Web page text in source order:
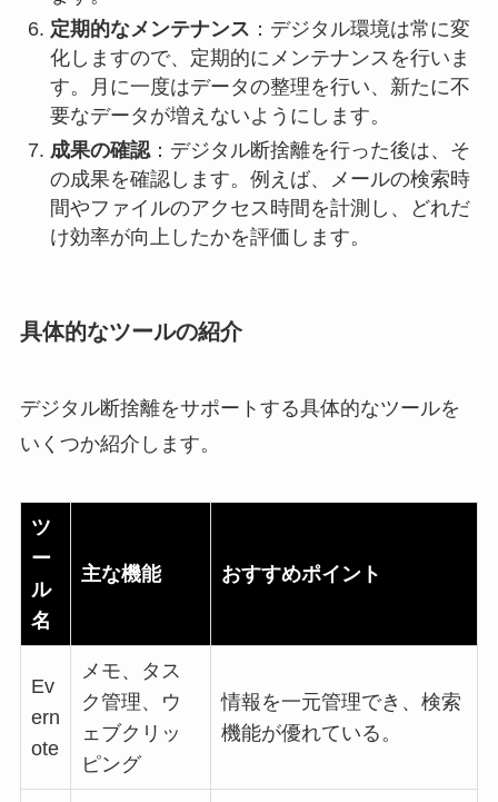
定期的なメンテナンス ：デジタル環境は常に変
化しますので、定期的にメンテナンスを行いま
す。月に一度はデータの整理を行い、新たに不
要なデータが増えないようにします。
成果の確認：デジタル断捨離を行った後は、そ
の成果を確認します。例えば、メールの検索時
間やファイルのアクセス時間を計測し、どれだ
け効率が向上したかを評価します。
具体的なツールの紹介
デジタル断捨離をサポートする具体的なツールを
いくつか紹介します。
ツ
ー
ル
名
主な機能 おすすめポイント
Ev
ern
ote
メモ、タス
ク管理、ウ
ェブクリッ
ピング
情報を一元管理でき、検索
機能が優れている。